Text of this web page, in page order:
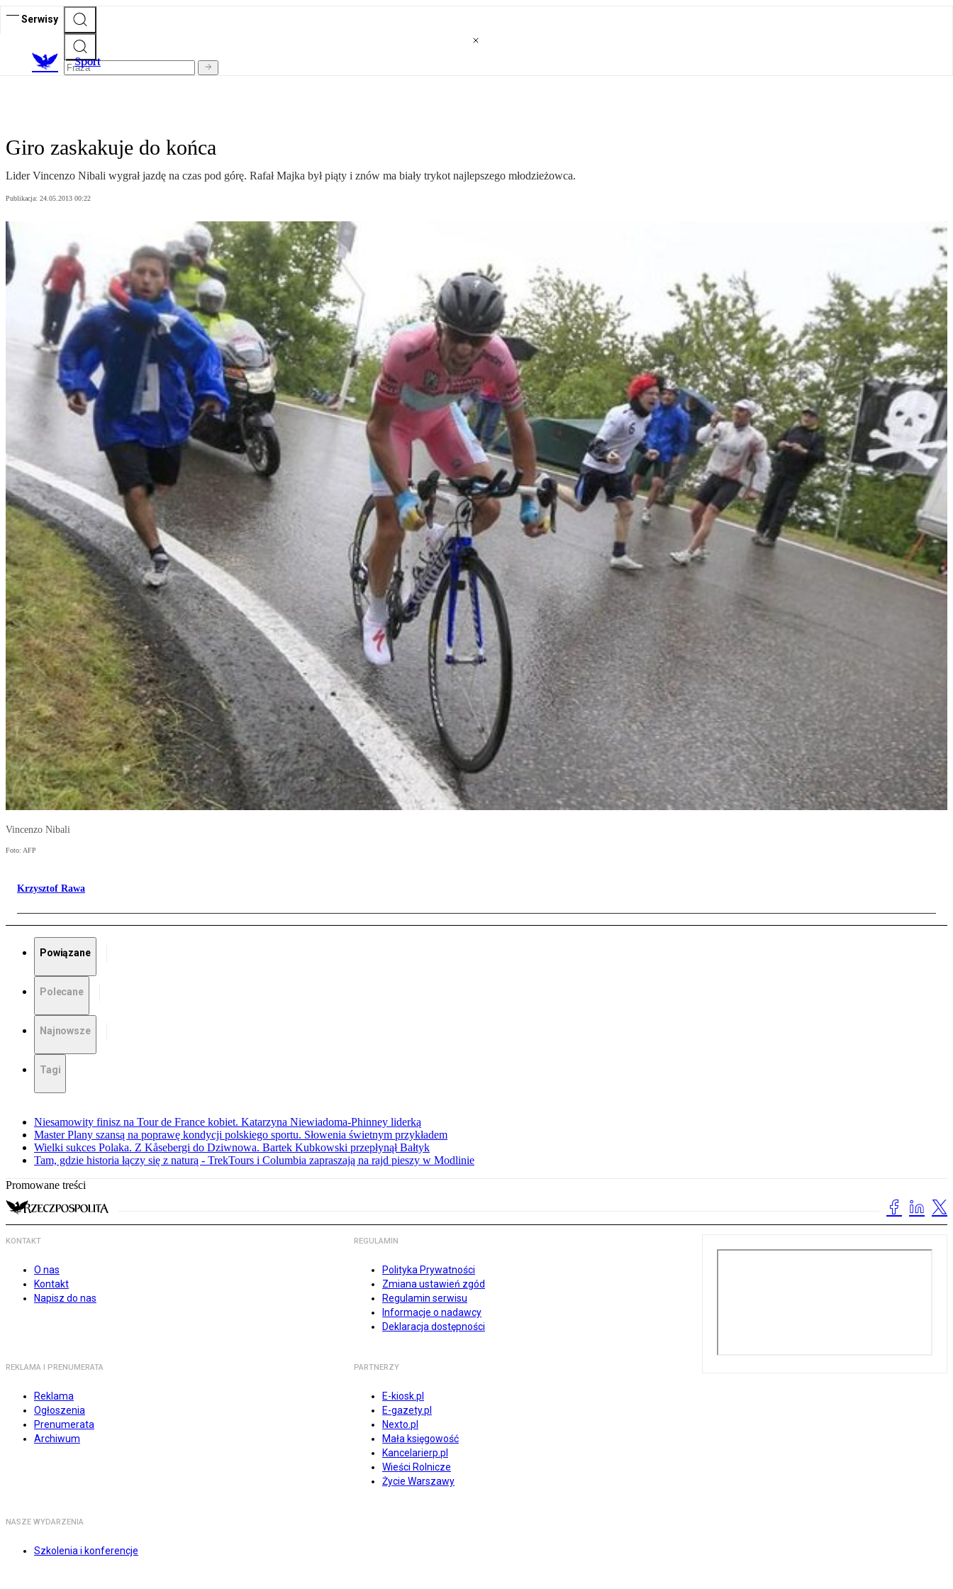
Serwisy
Sport
Giro zaskakuje do końca
Lider Vincenzo Nibali wygrał jazdę na czas pod górę. Rafał Majka był piąty i znów ma biały trykot najlepszego młodzieżowca.
Publikacja: 24.05.2013 00:22
Vincenzo Nibali
Foto: AFP
Krzysztof Rawa
Powiązane
Polecane
Najnowsze
Tagi
Niesamowity finisz na Tour de France kobiet. Katarzyna Niewiadoma-Phinney liderką
Master Plany szansą na poprawę kondycji polskiego sportu. Słowenia świetnym przykładem
Wielki sukces Polaka. Z Kåsebergi do Dziwnowa. Bartek Kubkowski przepłynął Bałtyk
Tam, gdzie historia łączy się z naturą - TrekTours i Columbia zapraszają na rajd pieszy w Modlinie
Promowane treści
KONTAKT
O nas
Kontakt
Napisz do nas
REGULAMIN
Polityka Prywatności
Zmiana ustawień zgód
Regulamin serwisu
Informacje o nadawcy
Deklaracja dostępności
REKLAMA I PRENUMERATA
Reklama
Ogłoszenia
Prenumerata
Archiwum
PARTNERZY
E-kiosk.pl
E-gazety.pl
Nexto.pl
Mała księgowość
Kancelarierp.pl
Wieści Rolnicze
Życie Warszawy
NASZE WYDARZENIA
Szkolenia i konferencje